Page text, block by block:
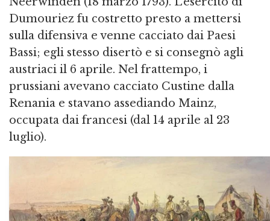
Dumouriez fu costretto presto a mettersi
sulla difensiva e venne cacciato dai Paesi
Bassi; egli stesso disertò e si consegnò agli
austriaci il 6 aprile. Nel frattempo, i
prussiani avevano cacciato Custine dalla
Renania e stavano assediando Mainz,
occupata dai francesi (dal 14 aprile al 23
luglio).